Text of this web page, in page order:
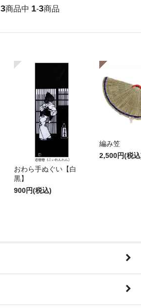
3商品中 1-3商品
おわら手ぬぐい【白
黒】
900円(税込)
編み笠
2,500円(税